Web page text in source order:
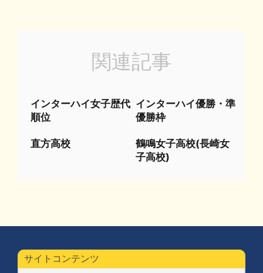
関連記事
インターハイ女子歴代
順位
インターハイ優勝・準
優勝枠
直方高校
鶴鳴女子高校(長崎女
子高校)
サイトコンテンツ